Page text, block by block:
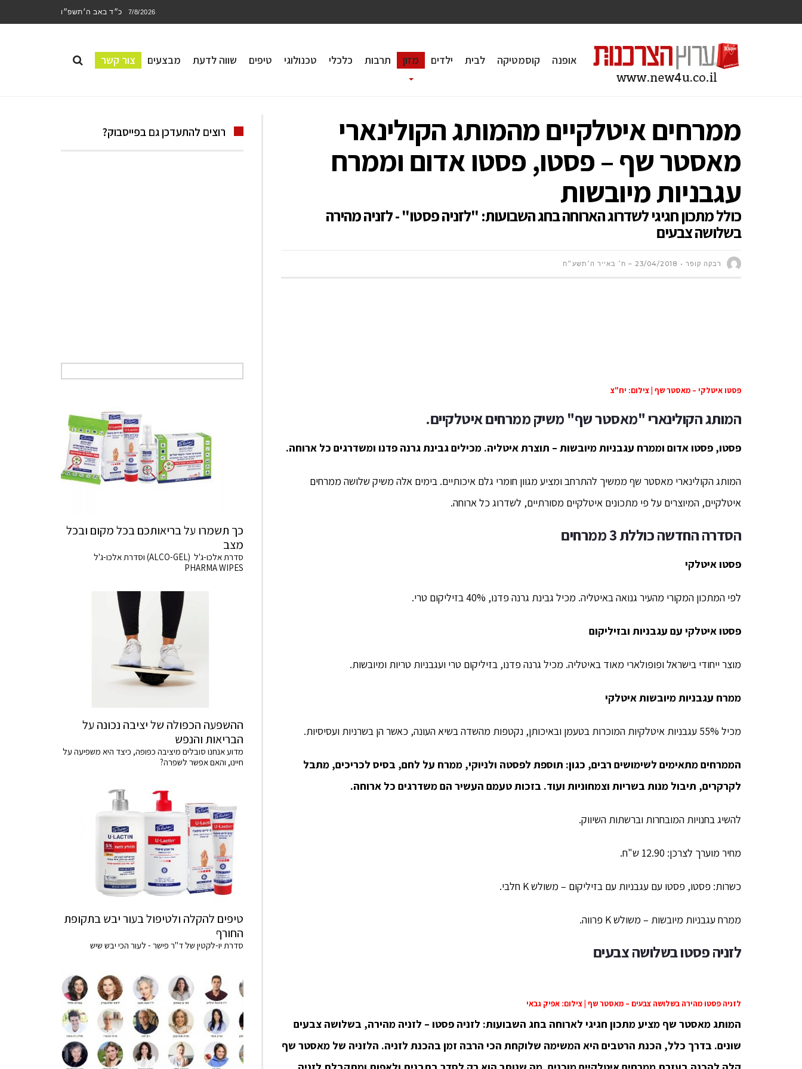
7/8/2026 כ״ד באב ה׳תשפ״ו
אופנה קוסמטיקה לבית ילדים מזון תרבות כלכלי טכנולוגי טיפים שווה לדעת מבצעים צור קשר
ממרחים איטלקיים מהמותג הקולינארי
מאסטר שף – פסטו, פסטו אדום וממרח
עגבניות מיובשות
כולל מתכון חגיגי לשדרוג הארוחה בחג השבועות: "לזניה פסטו" - לזניה מהירה
בשלושה צבעים
רבקה קופר 23/04/2018 – ח׳ באייר ה׳תשע״ח
פסטו איטלקי – מאסטר שף | צילום: יח"צ
המותג הקולינארי "מאסטר שף" משיקממרחים איטלקיים.
פסטו, פסטו אדום וממרח עגבניות מיובשות – תוצרת איטליה. מכילים גבינת גרנה פדנו ומשדרגים כל ארוחה.
המותג הקולינארי מאסטר שף ממשיך להתרחב ומציע מגוון חומרי גלם איכותיים. בימים אלה משיק שלושה ממרחים
איטלקיים, המיוצרים על פי מתכונים איטלקיים מסורתיים, לשדרוג כל ארוחה.
הסדרה החדשה כוללת 3 ממרחים
פסטו איטלקי
לפי המתכון המקורי מהעיר גנואה באיטליה. מכיל גבינת גרנה פדנו, 40% בזיליקום טרי.
פסטו איטלקי עם עגבניות ובזיליקום
מוצר ייחודי בישראל ופופולארי מאוד באיטליה. מכיל גרנה פדנו, בזיליקום טרי ועגבניות טריות ומיובשות.
ממרח עגבניות מיובשות איטלקי
מכיל 55% עגבניות איטלקיות המוכרות בטעמן ובאיכותן, נקטפות מהשדה בשיא העונה, כאשר הן בשרניות ועסיסיות.
הממרחים מתאימים לשימושים רבים, כגון: תוספת לפסטה ולניוקי, ממרח על לחם, בסיס לכריכים, מתבל
לקרקרים, תיבול מנות בשריות וצמחוניות ועוד. בזכות טעמם העשיר הם משדרגים כל ארוחה.
להשיג בחנויות המובחרות וברשתות השיווק.
מחיר מוערך לצרכן: 12.90 ש"ח.
כשרות: פסטו, פסטו עם עגבניות עם בזיליקום – משולש K חלבי.
ממרח עגבניות מיובשות – משולש K פרווה.
לזניה פסטובשלושה צבעים
לזניה פסטו מהירה בשלושה צבעים – מאסטר שף | צילום: אפיק גבאי
המותג מאסטר שף מציע מתכון חגיגי לארוחה בחג השבועות: לזניה פסטו – לזניה מהירה, בשלושה צבעים
שונים. בדרך כלל, הכנת הרטבים היא המשימה שלוקחת הכי הרבה זמן בהכנת לזניה. הלזניה של מאסטר שף
רוצים להתעדכן גם בפייסבוק?
כך תשמרו על בריאותכם בכל מקום ובכל
מצב
סדרת אלכו-ג'ל (ALCO-GEL) וסדרת אלכו-ג'ל
PHARMA WIPES
ההשפעה הכפולה של יציבה נכונה על
הבריאות והנפש
מדוע אנחנו סובלים מיציבה כפופה, כיצד היא משפיעה על
חיינו, והאם אפשר לשפרה?
טיפים להקלה ולטיפול בעור יבש בתקופת
החורף
סדרת יו-לקטין של ד"ר פישר - לעור הכי יבש שיש